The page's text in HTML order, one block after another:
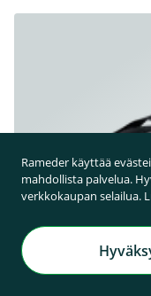
Rameder käyttää
mahdollista palvelua.
verkkokaupan selailua.